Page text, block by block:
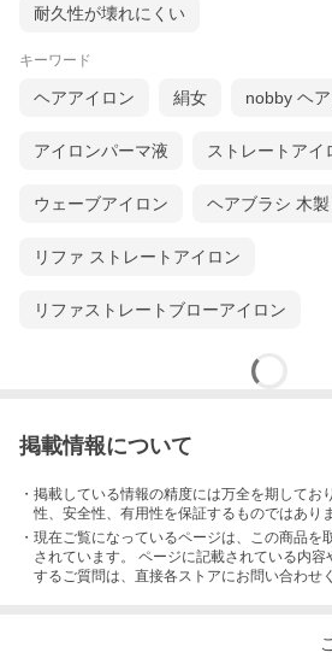
耐久性が壊れにくい
キーワード
ヘアアイロン 絹女 nobby ヘ
アイロンパーマ液 ストレートアイ
ウェーブアイロン ヘアブラシ 木製
リファ ストレートアイロン
リファストレートブローアイロン
掲載情報について
・掲載している情報の精度には万全を期してお
性、安全性、有用性を保証するものではあり
・現在ご覧になっているページは、この商品を
されています。 ページに記載されている内容
するご質問は、直接各ストアにお問い合わせ